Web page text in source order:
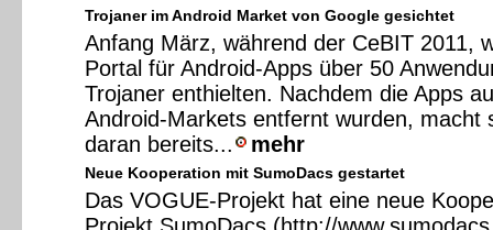
Trojaner im Android Market von Google gesichtet
Anfang März, während der CeBIT 2011,
Portal für Android-Apps über 50
Trojaner enthielten. Nachdem die Apps
Android-Markets entfernt wurden, macht
daran bereits...
mehr
Neue Kooperation mit SumoDacs gestartet
Das VOGUE-Projekt hat eine neue